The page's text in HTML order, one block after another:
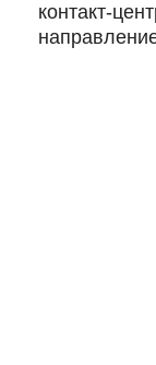
контакт-